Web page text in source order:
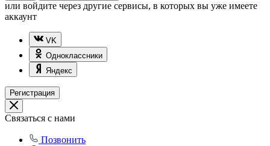
или войдите через другие сервисы, в которых вы уже имеете
аккаунт
VK
Одноклассники
Яндекс
Регистрация
Связаться с нами
Позвонить